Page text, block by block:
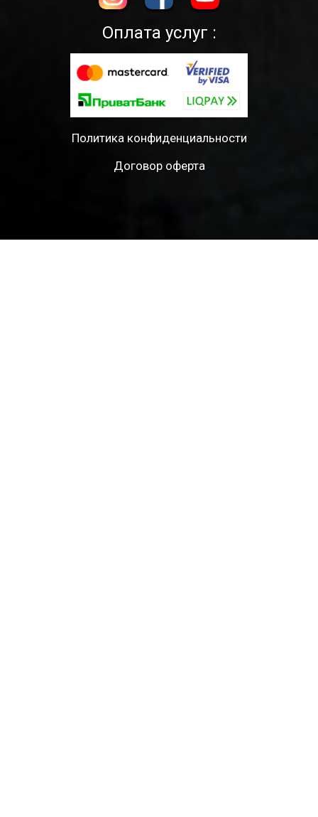
Оплата услуг :
Политика конфиденциальности
Договор оферта